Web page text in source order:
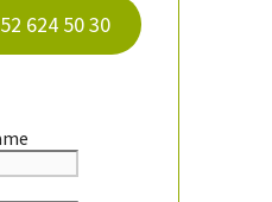
624 50 30